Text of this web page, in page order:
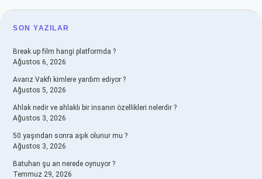
SIDEBAR
SON YAZILAR
Break up film hangi platformda ?
Ağustos 6, 2026
Avarız Vakfı kimlere yardım ediyor ?
Ağustos 5, 2026
Ahlak nedir ve ahlaklı bir insanın özellikleri nelerdir ?
Ağustos 3, 2026
50 yaşından sonra aşık olunur mu ?
Ağustos 3, 2026
Batuhan şu an nerede oynuyor ?
Temmuz 29, 2026